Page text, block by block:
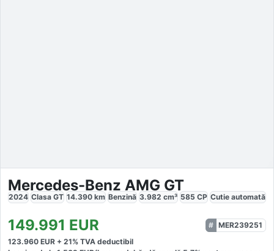
Mercedes-Benz AMG GT
2024 Clasa GT 14.390 km Benzină 3.982 cm³ 585 CP Cutie automată
149.991 EUR
MER239251
123.960 EUR + 21% TVA deductibil